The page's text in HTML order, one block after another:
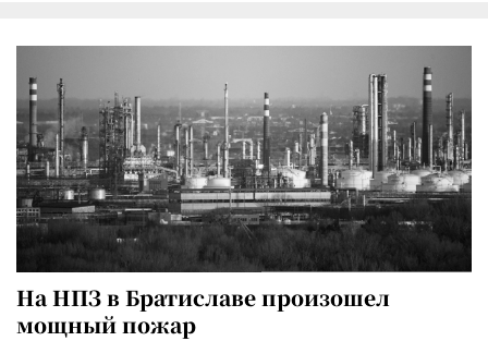
На НПЗ в Братиславе произошел
мощный пожар